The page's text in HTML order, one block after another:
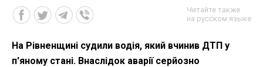
Читайте также
на русском языке
На Рівненщині судили водія, який вчинив ДТП у
п'яному стані. Внаслідок аварії серйозно